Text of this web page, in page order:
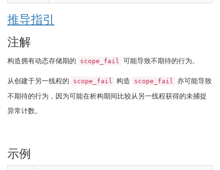
推导指引
注解
构造拥有动态存储期的 scope_fail 可能导致不期待的行为。
从创建于另一线程的 scope_fail 构造 scope_fail 亦可能导致
不期待的行为，因为可能在析构期间比较从另一线程获得的未捕捉
异常计数。
示例